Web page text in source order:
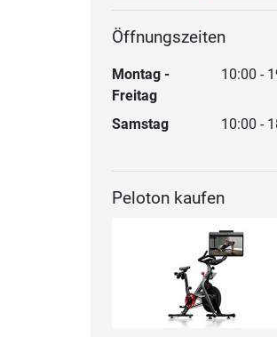
Öffnungszeiten
Montag -
Freitag
10:00 -
Samstag
10:00 -
Peloton kaufen